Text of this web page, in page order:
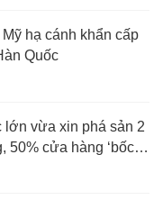
hạ cánh khẩn cấp
Quốc
lớn vừa xin phá sản 2
50% cửa hàng ‘bốc